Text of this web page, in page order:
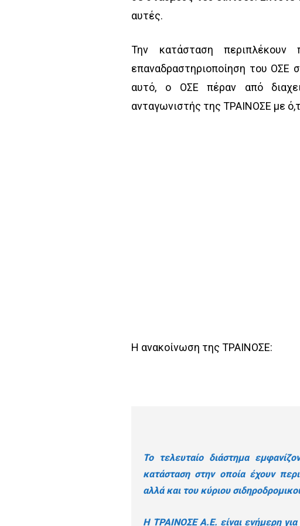
αυτές.
Την κατάσταση περιπλέκουν
επαναδραστηριοποίηση του ΟΣΕ
αυτό, ο ΟΣΕ πέραν από
ανταγωνιστής της ΤΡΑΙΝΟΣΕ με
Η ανακοίνωση της ΤΡΑΙΝΟΣΕ:
Το τελευταίο διάστημα
κατάσταση στην οποία έχουν
αλλά και του κύριου
Η ΤΡΑΙΝΟΣΕ Α.Ε. είναι ενήμερη